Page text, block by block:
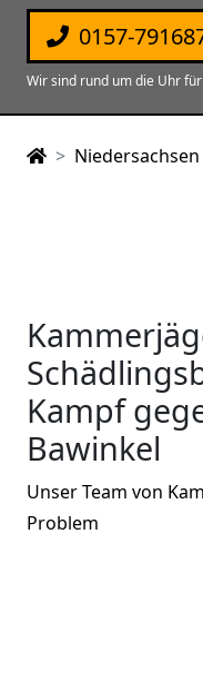
0157-
Wir sind rund um die Uhr
Niedersachsen
Kampf
Bawinkel
Unser Team von
Problem